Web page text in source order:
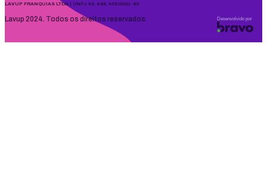
LAVUP FRANQUIAS LTDA | CNPJ 49.686.402/0001-80
Lavup 2024. Todos os direitos reservados. Desenvolvido por